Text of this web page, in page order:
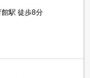
駅 徒歩8分